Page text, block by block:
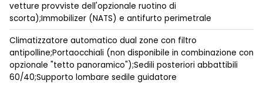
vetture provviste dell'opzionale ruotino di
scorta);Immobilizer (NATS) e antifurto perimetrale
Climatizzatore automatico dual zone con filtro
antipolline;Portaocchiali (non disponibile in combinazione con
opzionale "tetto panoramico");Sedili posteriori abbattibili
60/40;Supporto lombare sedile guidatore